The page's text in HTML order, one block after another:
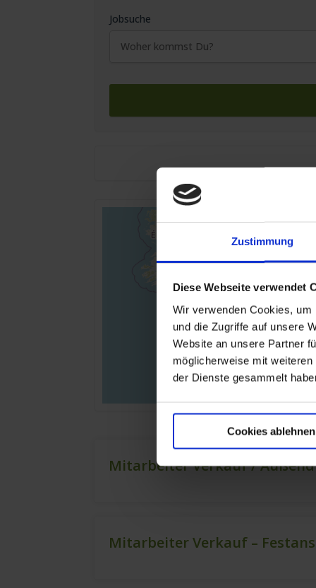
Zustimmung
Diese Webseite verwendet
Wir verwenden Cookies,
und die Zugriffe auf unsere
Website an unsere Partner
möglicherweise mit
der Dienste gesammelt
Cookies ablehnen
Jobsuche
Mitarbeiter Verkauf /
Mitarbeiter Verkauf –